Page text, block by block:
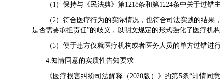
（1）保持与《民法典》第1218条和第1224条中关于过错
（2）符合医疗行为的实际情况，也符合司法实践的结
是否需要承担责任”的歧义，以明文规定的形式强化了医疗机
（3）便于患方仅就医疗机构或者医务人员的单方过错
4.知情同意的实质性告知要求
《医疗损害纠纷司法解释（2020版）》的第5条“知情同